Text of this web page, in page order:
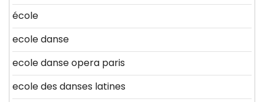
école
ecole danse
ecole danse opera paris
ecole des danses latines